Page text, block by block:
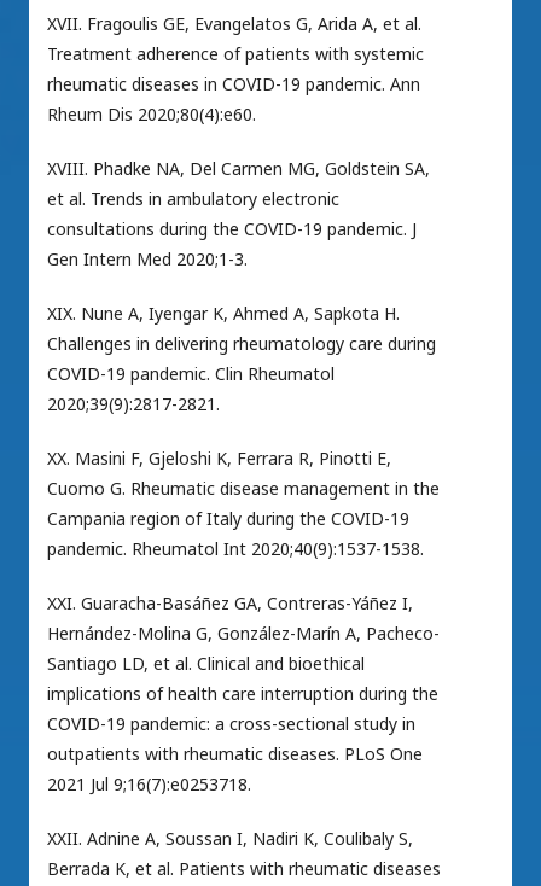
XVII. Fragoulis GE, Evangelatos G, Arida A, et al.
Treatment adherence of patients with systemic
rheumatic diseases in COVID-19 pandemic. Ann
Rheum Dis 2020;80(4):e60.
XVIII. Phadke NA, Del Carmen MG, Goldstein SA,
et al. Trends in ambulatory electronic
consultations during the COVID-19 pandemic. J
Gen Intern Med 2020;1-3.
XIX. Nune A, Iyengar K, Ahmed A, Sapkota H.
Challenges in delivering rheumatology care during
COVID-19 pandemic. Clin Rheumatol
2020;39(9):2817-2821.
XX. Masini F, Gjeloshi K, Ferrara R, Pinotti E,
Cuomo G. Rheumatic disease management in the
Campania region of Italy during the COVID-19
pandemic. Rheumatol Int 2020;40(9):1537-1538.
XXI. Guaracha-Basáñez GA, Contreras-Yáñez I,
Hernández-Molina G, González-Marín A, Pacheco-
Santiago LD, et al. Clinical and bioethical
implications of health care interruption during the
COVID-19 pandemic: a cross-sectional study in
outpatients with rheumatic diseases. PLoS One
2021 Jul 9;16(7):e0253718.
XXII. Adnine A, Soussan I, Nadiri K, Coulibaly S,
Berrada K, et al. Patients with rheumatic diseases